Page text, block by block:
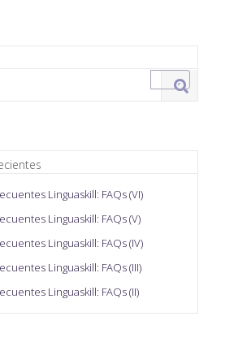
Linguaskill: FAQs (VI)
Linguaskill: FAQs (V)
Linguaskill: FAQs (IV)
Linguaskill: FAQs (III)
Linguaskill: FAQs (II)